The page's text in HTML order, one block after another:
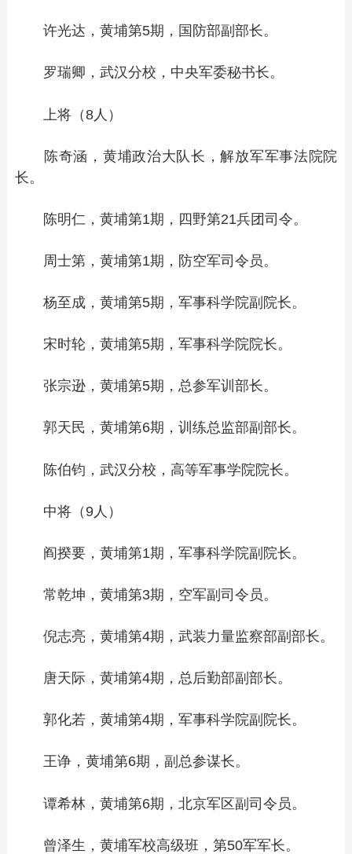
许光达，黄埔第5期，国防部副部长。
罗瑞卿，武汉分校，中央军委秘书长。
上将（8人）
陈奇涵，黄埔政治大队长，解放军军事法院院
长。
陈明仁，黄埔第1期，四野第21兵团司令。
周士第，黄埔第1期，防空军司令员。
杨至成，黄埔第5期，军事科学院副院长。
宋时轮，黄埔第5期，军事科学院院长。
张宗逊，黄埔第5期，总参军训部长。
郭天民，黄埔第6期，训练总监部副部长。
陈伯钧，武汉分校，高等军事学院院长。
中将（9人）
阎揆要，黄埔第1期，军事科学院副院长。
常乾坤，黄埔第3期，空军副司令员。
倪志亮，黄埔第4期，武装力量监察部副部长。
唐天际，黄埔第4期，总后勤部副部长。
郭化若，黄埔第4期，军事科学院副院长。
王诤，黄埔第6期，副总参谋长。
谭希林，黄埔第6期，北京军区副司令员。
曾泽生，黄埔军校高级班，第50军军长。